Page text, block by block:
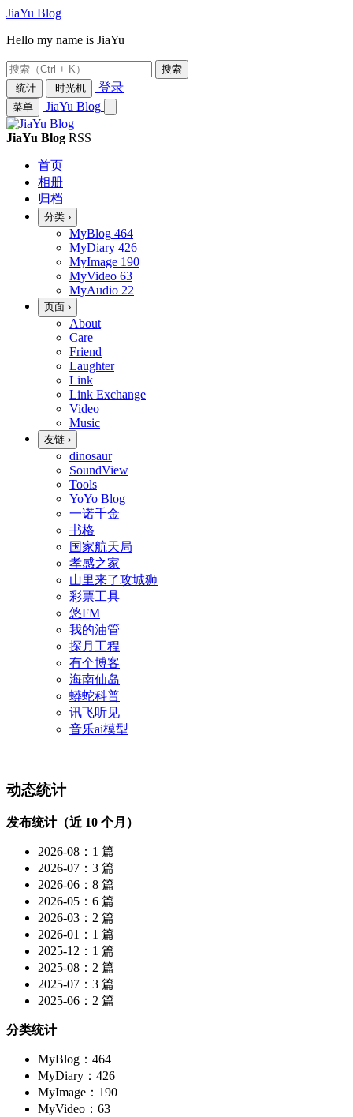
JiaYu Blog
Hello my name is JiaYu
搜索
统计
时光机 登录
菜单 JiaYu Blog
JiaYu Blog RSS
首页
相册
归档
分类 ›
MyBlog 464
MyDiary 426
MyImage 190
MyVideo 63
MyAudio 22
页面 ›
About
Care
Friend
Laughter
Link
Link Exchange
Video
Music
友链 ›
dinosaur
SoundView
Tools
YoYo Blog
一诺千金
书格
国家航天局
孝感之家
山里来了攻城狮
彩票工具
悠FM
我的油管
探月工程
有个博客
海南仙岛
蟒蛇科普
讯飞听见
音乐ai模型
动态统计
发布统计（近 10 个月）
2026-08：1 篇
2026-07：3 篇
2026-06：8 篇
2026-05：6 篇
2026-03：2 篇
2026-01：1 篇
2025-12：1 篇
2025-08：2 篇
2025-07：3 篇
2025-06：2 篇
分类统计
MyBlog：464
MyDiary：426
MyImage：190
MyVideo：63